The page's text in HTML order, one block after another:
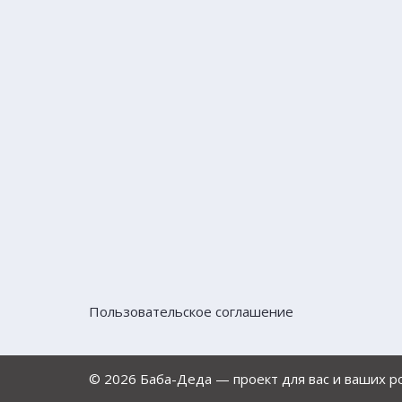
Пользовательское соглашение
© 2026 Баба-Деда — проект для вас и ваших